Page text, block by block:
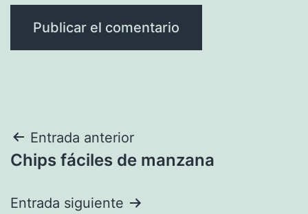
Navegación
de
entradas
Entrada anterior
Chips fáciles de manzana
Entrada siguiente